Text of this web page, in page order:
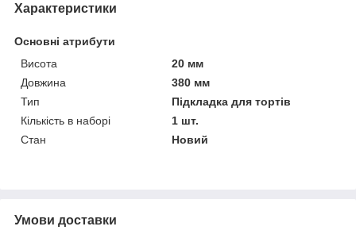
Характеристики
Основні атрибути
Висота
20 мм
Довжина
380 мм
Тип
Підкладка для тортів
Кількість в наборі
1 шт.
Стан
Новий
Умови доставки